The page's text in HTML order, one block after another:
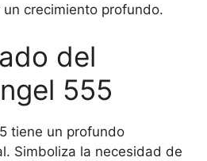
crecimiento profundo.
del
555
tiene un profundo
Simboliza la necesidad de